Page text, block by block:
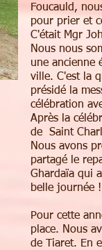
Foucauld,
pour prier et
C'était Mgr
Nous nous
une ancienne
ville. C'est la
présidé la
célébration
Après la
de Saint
Nous avons
partagé le
Ghardaïa qui
belle journée !
Pour cette
place. Nous
de Tiaret. En